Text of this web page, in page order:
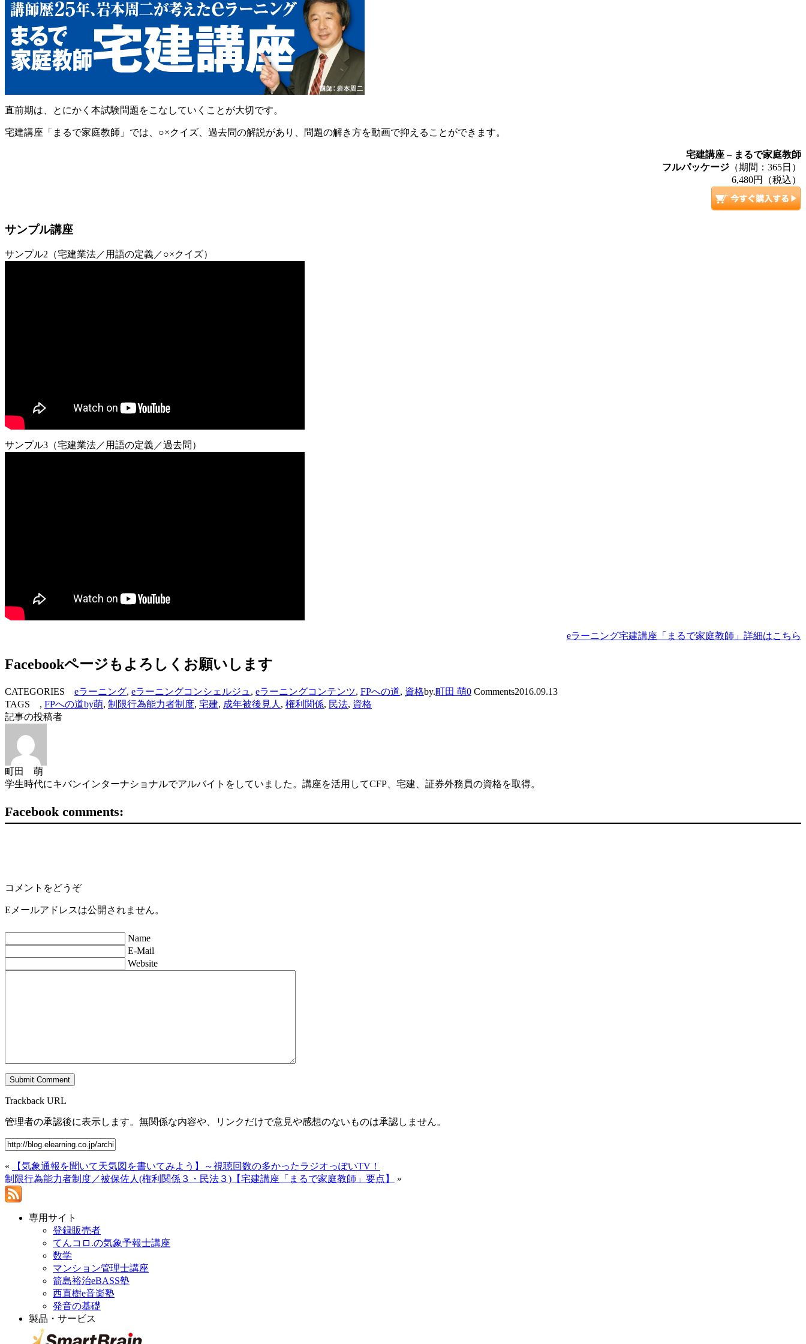
直前期は、とにかく本試験問題をこなしていくことが大切です。
宅建講座「まるで家庭教師」では、○×クイズ、過去問の解説があり、問題の解き方を動画で抑えることができます。
宅建講座 – まるで家庭教師
フルパッケージ （期間：365日）
6,480円（税込）
サンプル講座
サンプル2（宅建業法／用語の定義／○×クイズ）
サンプル3（宅建業法／用語の定義／過去問）
eラーニング宅建講座「まるで家庭教師」詳細はこちら
Facebookページもよろしくお願いします
CATEGORIES eラーニング, eラーニングコンシェルジュ , eラーニングコンテンツ, FPへの道, 資格by.町田 萌0 Comments2016.09.13
TAGS , FPへの道by萌, 制限行為能力者制度, 宅建, 成年被後見人 , 権利関係, 民法, 資格
記事の投稿者
町田 萌
学生時代にキバンインターナショナルでアルバイトをしていました。講座を活用してCFP、宅建、証券外務員の資格を取得。
Facebook comments:
コメントをどうぞ
Eメールアドレスは公開されません。
Name
E-Mail
Website
Trackback URL
管理者の承認後に表示します。無関係な内容や、リンクだけで意見や感想のないものは承認しません。
«
【気象通報を聞いて天気図を書いてみよう】～視聴回数の多かったラジオっぽいTV！
制限行為能力者制度／被保佐人(権利関係３・民法３)【宅建講座「まるで家庭教師」要点】
»
専用サイト
登録販売者
てんコロ.の気象予報士講座
数学
マンション管理士講座
箭島裕治eBASS塾
西直樹e音楽塾
発音の基礎
製品・サービス